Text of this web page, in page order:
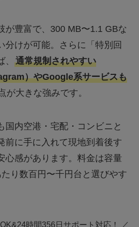
が豊富で、300 MB〜1.1 GBな
分けが可能。さらに「特別回
通常規制されやすい
）やGoogle系サービスも
が大きな強みです。
国内空港・宅配・コンビニと
前に手に入れて現地到着後す
心感があります。料金は容量
り数百円〜千円台と選びやす
時間356日サポート対応！ ／